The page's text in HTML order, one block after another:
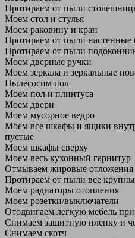
Протираем от пыли
Моем стол и стулья
Моем раковину и кран
Протираем от пыли настенные
Протираем от пыли
Моем дверные ручки
Моем зеркала и зеркальные
Пылесосим пол
Моем пол и плинтуса
Моем двери
Моем мусорное ведро
Моем все шкафы и ящики
пустые
Моем шкафы сверху
Моем весь кухонный гарнитур
Отмываем жировые отложения
Протираем от пыли все
Моем радиаторы отопления
Моем розетки/выключатели
Отодвигаем легкую мебель
Снимаем защитную пленку и
Снимаем скотч